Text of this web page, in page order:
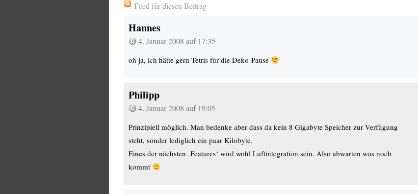
Feed für diesen Beitrag
Hannes
4. Januar 2008 auf 17:35
oh ja, ich hätte gern Tetris für die Deko-Pause
Philipp
4. Januar 2008 auf 19:05
Prinzipiell möglich. Man bedenke aber dass da kein 8 Gigabyte Speicher zur Verfügung
steht, sonder lediglich ein paar Kilobyte.
Eines der nächsten ‚Features‘ wird wohl Luftintegration sein. Also abwarten was noch
kommt